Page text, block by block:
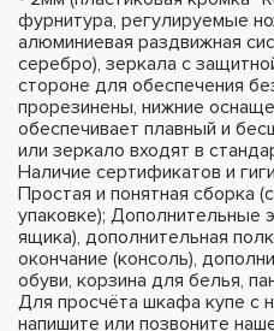
фурнитура, регулируемые
алюминиевая раздвижная
серебро), зеркала с
стороне для обеспечения
прорезинены, нижние
обеспечивает плавный и
или зеркало входят в
Наличие сертификатов и
Простая и понятная сборка
упаковке); Дополнительные
ящика), дополнительная
окончание (консоль),
обуви, корзина для белья,
Для просчёта шкафа купе с
напишите или позвоните